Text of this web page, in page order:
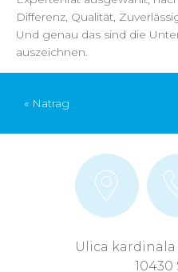
Differenz, Qualität,
Und genau das sind die
auszeichnen.
« Natrag
Ulica kardinala